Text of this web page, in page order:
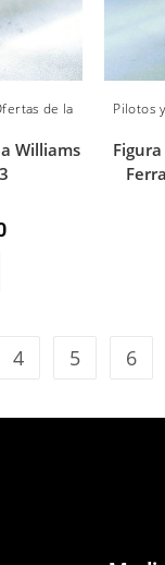
de la
Williams
Pilotos
4 5 6